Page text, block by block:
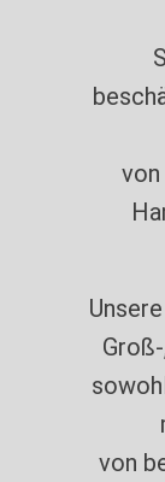
von